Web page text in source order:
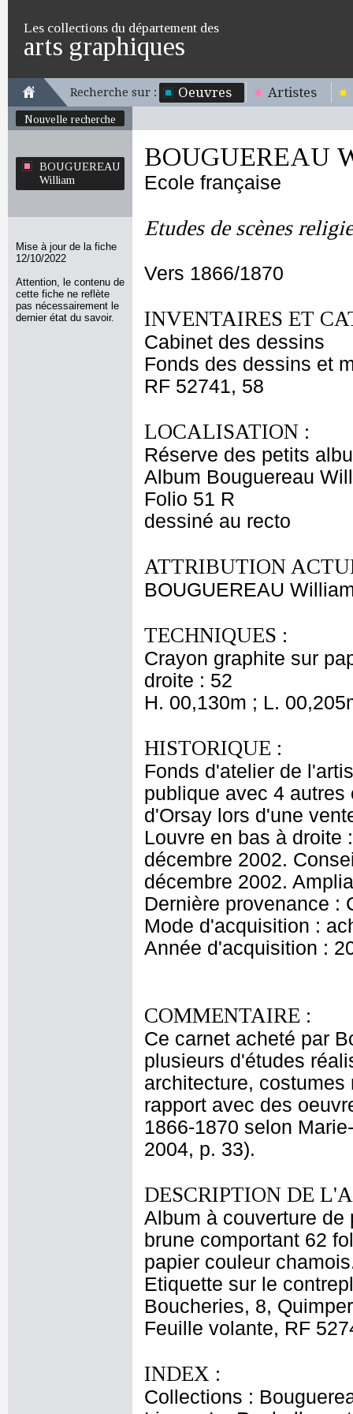
Les collections du département des
arts graphiques
Recherche sur : Oeuvres Artistes
Nouvelle recherche
BOUGUEREAU
William
Mise à jour de la fiche
12/10/2022
Attention, le contenu de
cette fiche ne reflète
pas nécessairement le
dernier état du savoir.
BOUGUEREAU
Ecole française
Etudes de scènes
Vers 1866/1870
INVENTAIRES ET
Cabinet des dessins
Fonds des dessins et
RF 52741, 58
LOCALISATION :
Réserve des petits
Album Bouguereau
Folio 51 R
dessiné au recto
ATTRIBUTION
BOUGUEREAU
TECHNIQUES :
Crayon graphite sur
droite : 52
H. 00,130m ; L.
HISTORIQUE :
Fonds d'atelier de
publique avec 4
d'Orsay lors d'une
Louvre en bas à droite
décembre 2002.
décembre 2002.
Dernière provenance :
Mode d'acquisition :
Année d'acquisition :
COMMENTAIRE :
Ce carnet acheté par
plusieurs d'études
architecture,
rapport avec des
1866-1870 selon
2004, p. 33).
DESCRIPTION DE
Album à couverture
brune comportant 62
papier couleur
Etiquette sur le
Boucheries, 8,
Feuille volante, RF
INDEX :
Collections :